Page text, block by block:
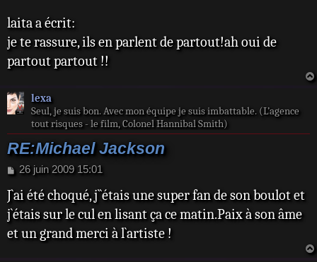
g
laita a écrit:
je te rassure, ils en parlent de partout!ah oui de
partout partout !!
lexa
Seul, je suis bon. Avec mon équipe je suis imbattable. (L’agence
tout risques - le film, Colonel Hannibal Smith)
RE:Michael Jackson
M
s
s
a
g
26 juin 2009 15:01
J`ai été choqué, j``étais une super fan de son boulot et
j`étais sur le cul en lisant ça ce matin.Paix à son âme
et un grand merci à l`artiste !